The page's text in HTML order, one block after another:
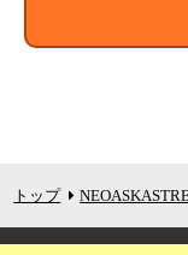
トップ